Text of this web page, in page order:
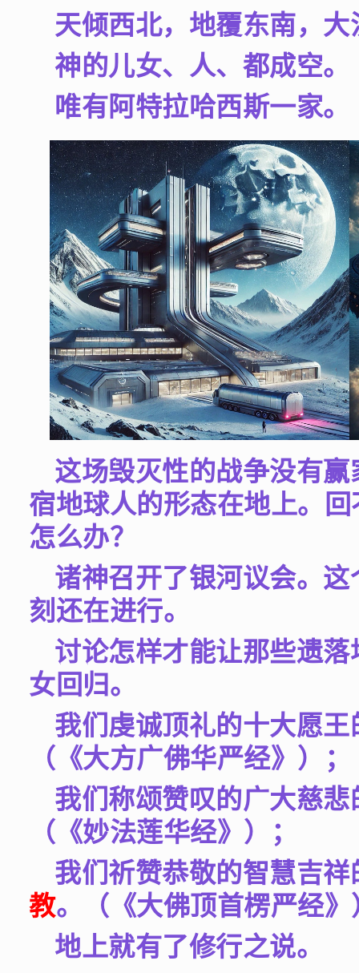
天倾西北，地覆东南，大
神的儿女、人、都成空。
唯有阿特拉哈西斯一家。
这场毁灭性的战争没有
宿地球人的形态在地上。
怎么办？
诸神召开了银河议会。
刻还在进行。
讨论怎样才能让那些遗落
女回归。
我们虔诚顶礼的十大愿
（《大方广佛华严经》）；
我们称颂赞叹的广大慈
（《妙法莲华经》）；
我们祈赞恭敬的智慧吉
教。（《大佛顶首楞严经》
地上就有了修行之说。